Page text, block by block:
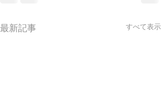
最新記事 すべて表示